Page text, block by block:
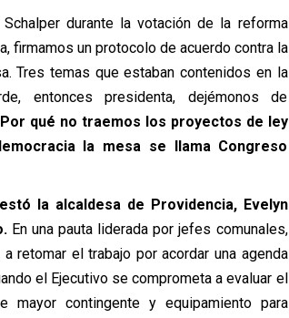
durante la votación de la reforma
firmamos un protocolo de acuerdo contra la
Tres temas que estaban contenidos en la
entonces presidenta, dejémonos de
qué no traemos los proyectos de ley
la mesa se llama Congreso
la alcaldesa de Providencia, Evelyn
En una pauta liderada por jefes comunales,
retomar el trabajo por acordar una agenda
el Ejecutivo se comprometa a evaluar el
mayor contingente y equipamiento para